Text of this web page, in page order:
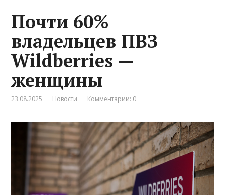
Почти 60%
владельцев ПВЗ
Wildberries —
женщины
23.08.2025 Новости Комментарии: 0